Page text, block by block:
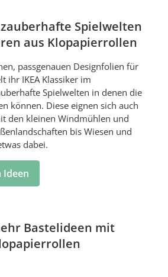
Spielwelten
aus Klopapierrollen
passgenauen Designfolien für
ihr IKEA Klassiker im
Spielwelten in denen die
können. Diese eignen sich auch
den kleinen Windmühlen und
bis Wiesen und
dabei.
Ideen
Bastelideen mit